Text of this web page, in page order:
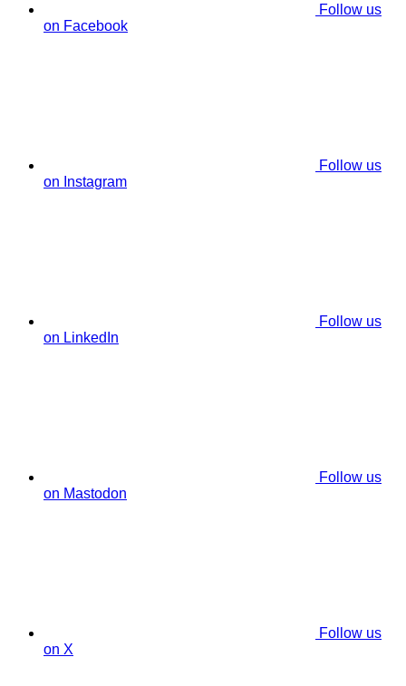
Follow us
on Facebook
Follow us
on Instagram
Follow us
on LinkedIn
Follow us
on Mastodon
Follow us
on X